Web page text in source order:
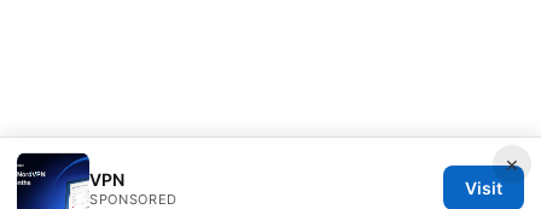
×
VPN
SPONSORED
Visit